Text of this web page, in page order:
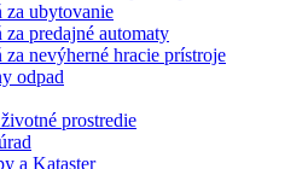
za ubytovanie
za predajné automaty
za nevýherné hracie prístroje
odpad
prostredie
a Kataster